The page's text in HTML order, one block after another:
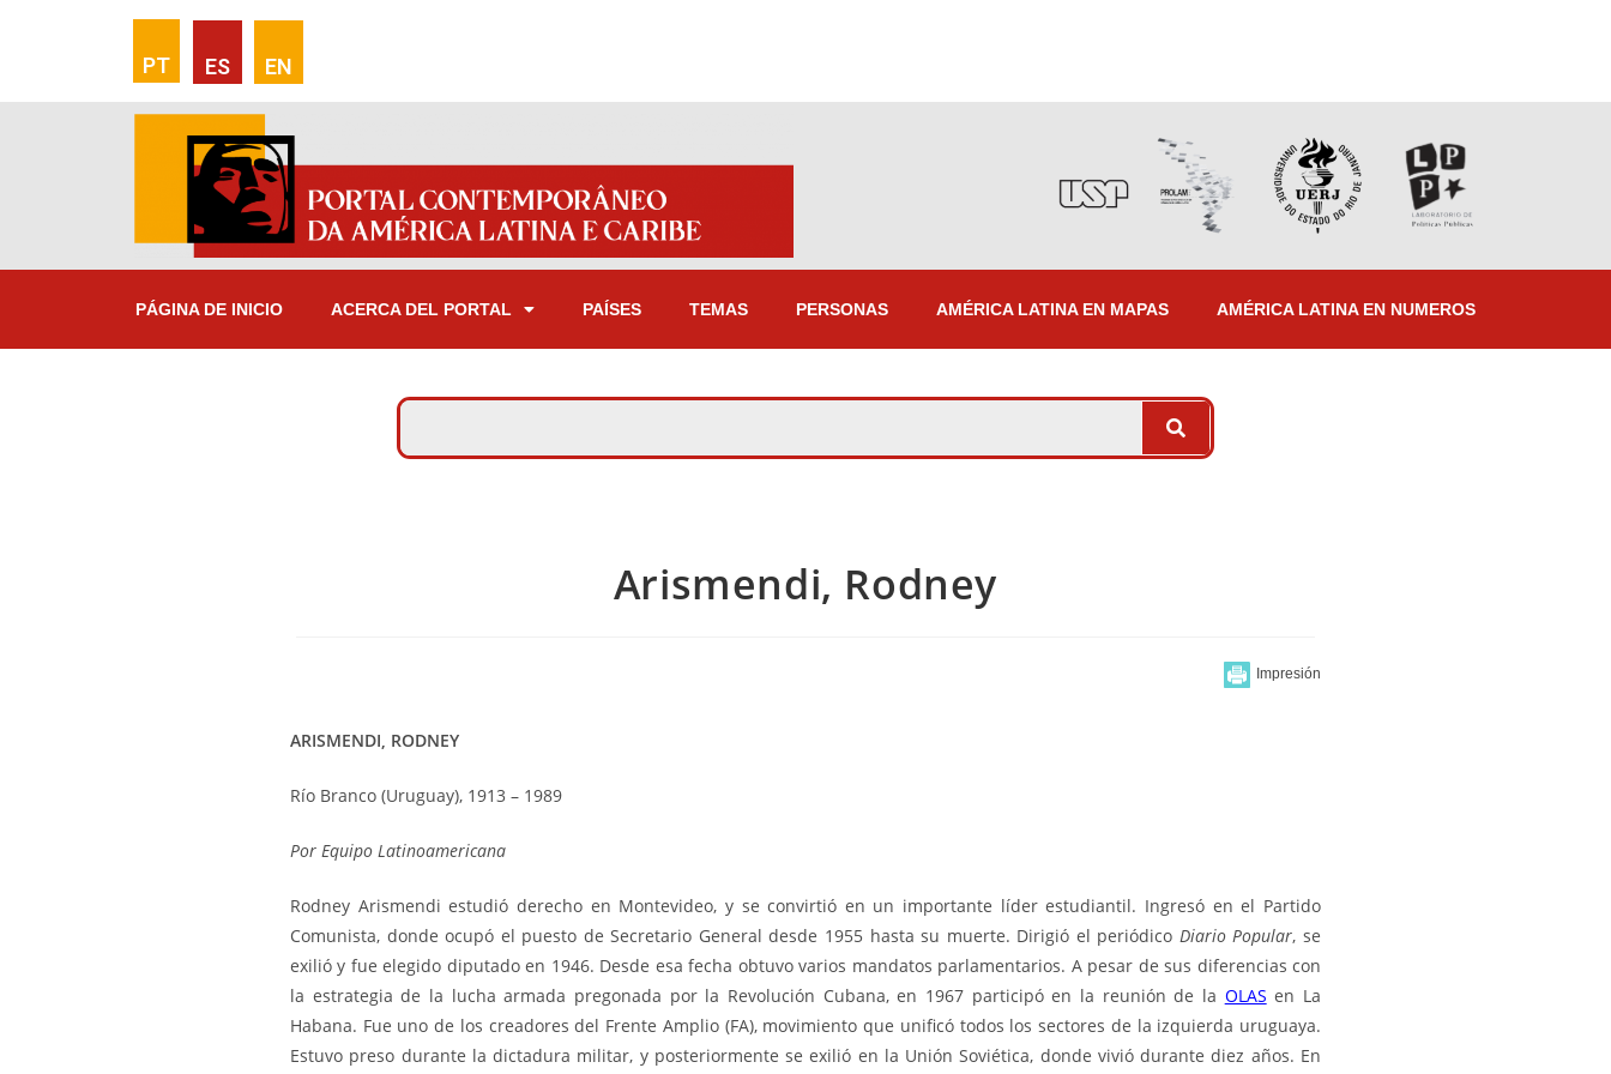
PT ES EN
PÁGINA DE INICIO ACERCA DEL PORTAL PAÍSES TEMAS PERSONAS AMÉRICA LATINA EN MAPAS AMÉRICA LATINA EN NUMEROS
Arismendi, Rodney
ARISMENDI, RODNEY
Río Branco (Uruguay), 1913 – 1989
Por Equipo Latinoamericana
Rodney Arismendi estudió derecho en Montevideo, y se convirtió en un importante líder estudiantil. Ingresó en el Partido
Comunista, donde ocupó el puesto de Secretario General desde 1955 hasta su muerte. Dirigió el periódico Diario Popular, se
exilió y fue elegido diputado en 1946. Desde esa fecha obtuvo varios mandatos parlamentarios. A pesar de sus diferencias con
la estrategia de la lucha armada pregonada por la Revolución Cubana, en 1967 participó en la reunión de la OLAS en La
Habana. Fue uno de los creadores del Frente Amplio (FA), movimiento que unificó todos los sectores de la izquierda uruguaya.
Estuvo preso durante la dictadura militar, y posteriormente se exilió en la Unión Soviética, donde vivió durante diez años. En